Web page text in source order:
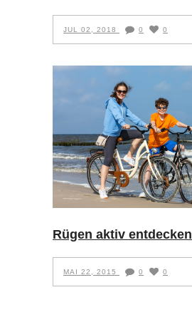
JUL 02, 2018 0 0
Rügen aktiv entdecken
MAI 22, 2015 0 0